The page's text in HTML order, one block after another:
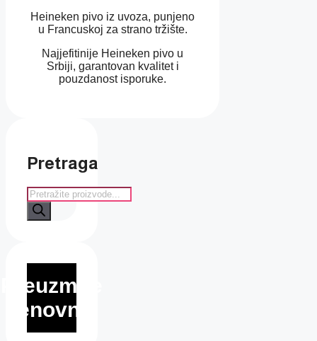
Heineken pivo iz uvoza, punjeno
u Francuskoj za strano tržište.
Najjefitinije Heineken pivo u
Srbiji, garantovan kvalitet i
pouzdanost isporuke.
Pretraga
Products
search
Preuzmite
cenovnik